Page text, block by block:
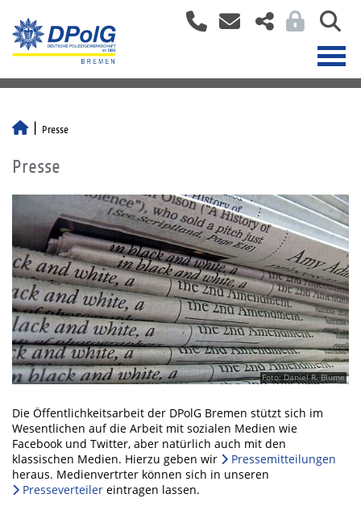
Presse
Presse
Foto: Daniel R. Blume
Die Öffentlichkeitsarbeit der DPolG Bremen stützt sich im
Wesentlichen auf die Arbeit mit sozialen Medien wie
Facebook und Twitter, aber natürlich auch mit den
klassischen Medien. Hierzu geben wir
Pressemitteilungen
heraus. Medienvertrter können sich in unseren
Presseverteiler eintragen lassen.